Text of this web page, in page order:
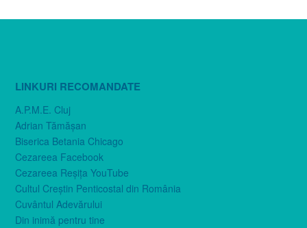
LINKURI RECOMANDATE
A.P.M.E. Cluj
Adrian Tămăşan
Biserica Betania Chicago
Cezareea Facebook
Cezareea Reşiţa YouTube
Cultul Creştin Penticostal din România
Cuvântul Adevărului
Din inimă pentru tine